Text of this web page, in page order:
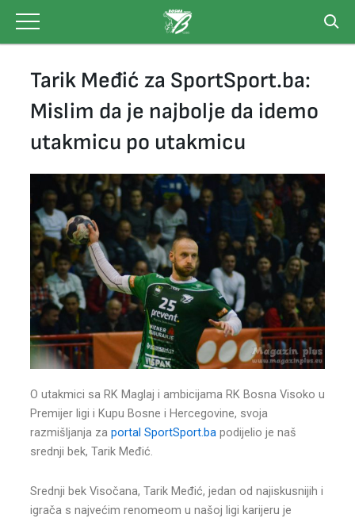
content
Tarik Međić za SportSport.ba:
Mislim da je najbolje da idemo
utakmicu po utakmicu
O utakmici sa RK Maglaj i ambicijama RK Bosna Visoko u
Premijer ligi i Kupu Bosne i Hercegovine, svoja
razmišljanja za portal SportSport.bapodijelio je naš
srednji bek, Tarik Međić.
Srednji bek Visočana, Tarik Međić, jedan od najiskusnijih i
igrača s najvećim renomeom u našoj ligi karijeru je